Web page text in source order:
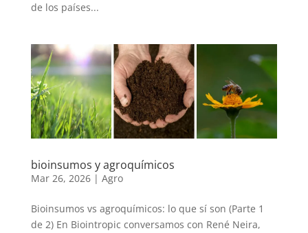
de los países...
bioinsumos y agroquímicos
Mar 26, 2026| Agro
Bioinsumos vs agroquímicos: lo que sí son (Parte 1
de 2) En Biointropic conversamos con René Neira,